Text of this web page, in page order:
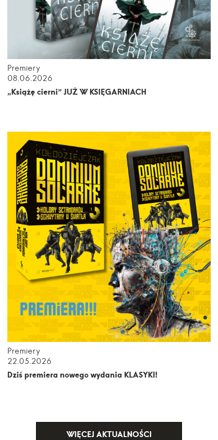
Premiery
08.06.2026
„Książę cierni” JUŻ W KSIĘGARNIACH
Premiery
22.05.2026
Dziś premiera nowego wydania KLASYKI!
WIĘCEJ AKTUALNOŚCI